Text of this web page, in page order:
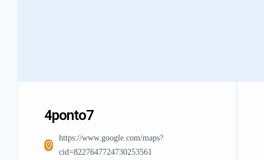
4ponto7
https://www.google.com/maps?
cid=8227647724730253561